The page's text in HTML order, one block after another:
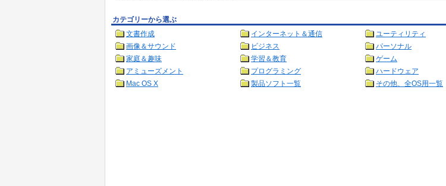
カテゴリーから選ぶ
文書作成
インターネット＆通信
ユーティリティ
画像＆サウンド
ビジネス
パーソナル
家庭＆趣味
学習＆教育
ゲーム
アミューズメント
プログラミング
ハードウェア
Mac OS X
製品ソフト一覧 その他、全OS用一覧